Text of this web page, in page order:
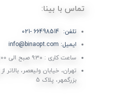
تماس با بینا:
تلفن: 66498514 -021
ایمیل: info@binaopt.com
ساعت کاری : ۹:۳۰ صبح الی 20:00 شب
تهران، خیابان ولیعصر، بالاتر
بزرگمهر، پلاک 5